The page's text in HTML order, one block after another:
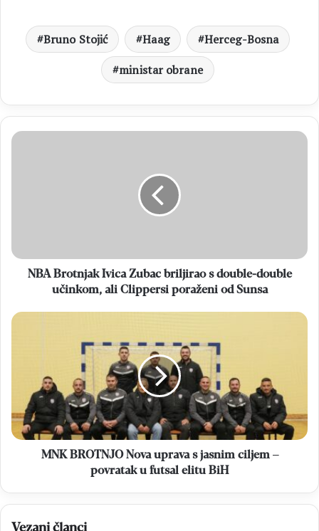
Bruno Stojić Haag
Herceg-Bosna
ministar obrane
NBA
učinkom,
od
NBA Brotnjak Ivica Zubac briljirao s double-double
učinkom, ali Clippersi poraženi od Sunsa
MNK
jasnim
ciljem
–
povratak
MNK BROTNJO Nova uprava s jasnim ciljem –
povratak u futsal elitu BiH
Vezani članci